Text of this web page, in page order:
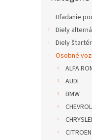
Hľadanie
Diely
Diely
Osobné
ALFA
AUDI
BMW
CITROEN